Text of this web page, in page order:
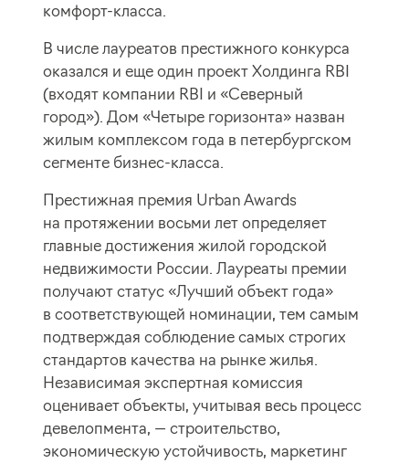
комфорт-класса.
В числе лауреатов престижного конкурса
оказался и еще один проект Холдинга RBI
(входят компании RBI и «Северный
город»). Дом «Четыре горизонта» назван
жилым комплексом года в петербургском
сегменте бизнес-класса.
Престижная премия Urban Awards
на протяжении восьми лет определяет
главные достижения жилой городской
недвижимости России. Лауреаты премии
получают статус «Лучший объект года»
в соответствующей номинации, тем самым
подтверждая соблюдение самых строгих
стандартов качества на рынке жилья.
Независимая экспертная комиссия
оценивает объекты, учитывая весь процесс
девелопмента, — строительство,
экономическую устойчивость, маркетинг